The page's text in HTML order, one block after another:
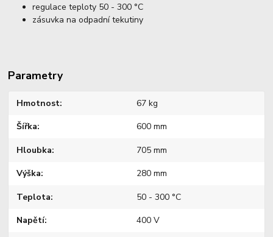
regulace teploty 50 - 300 °C
zásuvka na odpadní tekutiny
Parametry
Hmotnost 67 kg
Šířka 600 mm
Hloubka 705 mm
Výška 280 mm
Teplota 50 - 300 °C
Napětí 400 V